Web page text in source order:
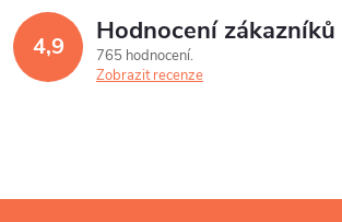
4,9 Hodnocení zákazníků
765 hodnocení
Zobrazit recenze